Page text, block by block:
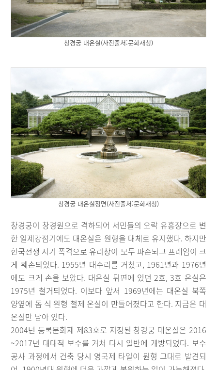
창경궁 대온실(사진출처:문화재청)
창경궁 대온실정면(사진출처:문화재청)
창경궁이 창경원으로 격하되어 서민들의 오락 유흥장으로 변
한 일제강점기에도 대온실은 원형을 대체로 유지했다. 하지만
한국전쟁 시기 폭격으로 유리창이 모두 파손되고 프레임이 크
게 훼손되었다. 1955년 대수리를 거쳤고, 1961년과 1976년
에도 크게 손을 보았다. 대온실 뒤편에 있던 2호, 3호 온실은
1975년 철거되었다. 이보다 앞서 1969년에는 대온실 북쪽
양옆에 돔 식 원형 철제 온실이 만들어졌다고 한다. 지금은 대
온실만 남아 있다.
2004년 등록문화재 제83호로 지정된 창경궁 대온실은 2016
~2017년 대대적 보수를 거쳐 다시 일반에 개방되었다. 보수
공사 과정에서 건축 당시 영국제 타일이 원형 그대로 발견되